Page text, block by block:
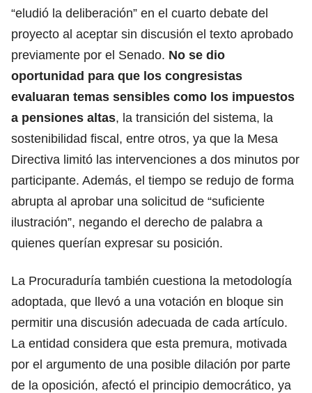
“eludió la deliberación” en el cuarto debate del
proyecto al aceptar sin discusión el texto aprobado
previamente por el Senado. No se dio
oportunidad para que los congresistas
evaluaran temas sensibles como los impuestos
a pensiones altas, la transición del sistema, la
sostenibilidad fiscal, entre otros, ya que la Mesa
Directiva limitó las intervenciones a dos minutos por
participante. Además, el tiempo se redujo de forma
abrupta al aprobar una solicitud de “suficiente
ilustración”, negando el derecho de palabra a
quienes querían expresar su posición.
La Procuraduría también cuestiona la metodología
adoptada, que llevó a una votación en bloque sin
permitir una discusión adecuada de cada artículo.
La entidad considera que esta premura, motivada
por el argumento de una posible dilación por parte
de la oposición, afectó el principio democrático, ya